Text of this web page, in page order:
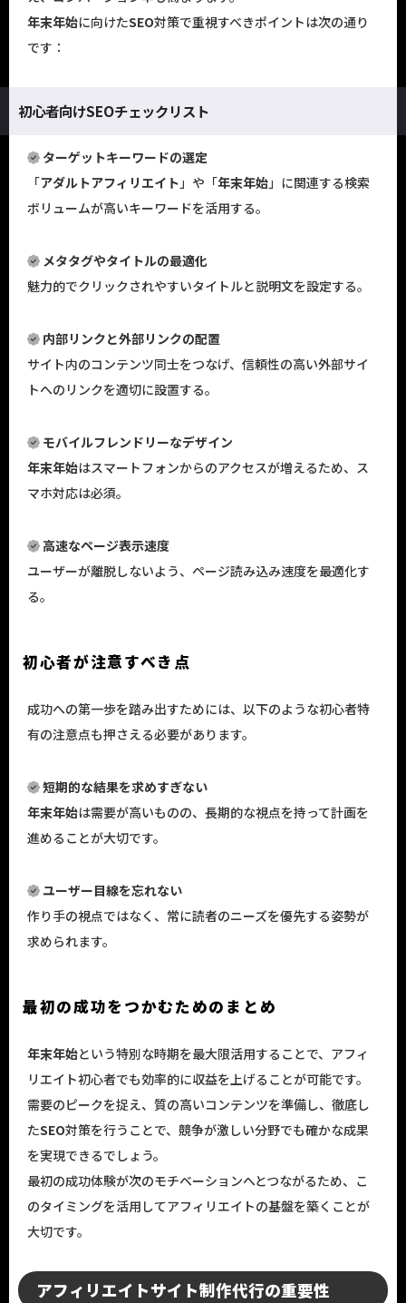
年末年始に向けたSEO対策で重視すべきポイントは次の通り
です：
初心者向けSEOチェックリスト
ターゲットキーワードの選定
「アダルトアフィリエイト」や「年末年始」に関連する検索
ボリュームが高いキーワードを活用する。
メタタグやタイトルの最適化
魅力的でクリックされやすいタイトルと説明文を設定する。
内部リンクと外部リンクの配置
サイト内のコンテンツ同士をつなげ、信頼性の高い外部サイ
トへのリンクを適切に設置する。
モバイルフレンドリーなデザイン
年末年始はスマートフォンからのアクセスが増えるため、ス
マホ対応は必須。
高速なページ表示速度
ユーザーが離脱しないよう、ページ読み込み速度を最適化す
る。
初心者が注意すべき点
成功への第一歩を踏み出すためには、以下のような初心者特
有の注意点も押さえる必要があります。
短期的な結果を求めすぎない
年末年始は需要が高いものの、長期的な視点を持って計画を
進めることが大切です。
ユーザー目線を忘れない
作り手の視点ではなく、常に読者のニーズを優先する姿勢が
求められます。
最初の成功をつかむためのまとめ
年末年始という特別な時期を最大限活用することで、アフィ
リエイト初心者でも効率的に収益を上げることが可能です。
需要のピークを捉え、質の高いコンテンツを準備し、徹底し
たSEO対策を行うことで、競争が激しい分野でも確かな成果
を実現できるでしょう。
最初の成功体験が次のモチベーションへとつながるため、こ
のタイミングを活用してアフィリエイトの基盤を築くことが
大切です。
アフィリエイトサイト制作代行の重要性